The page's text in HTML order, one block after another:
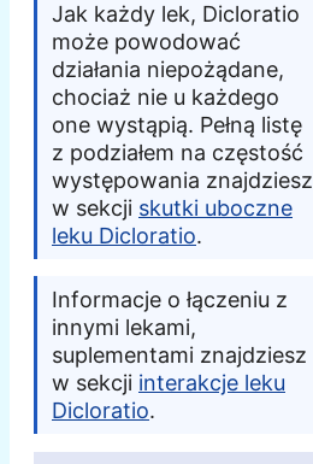
Jak każdy lek, Dicloratio
może powodować
działania niepożądane,
chociaż nie u każdego
one wystąpią. Pełną listę
z podziałem na częstość
występowania znajdziesz
w sekcji skutki uboczne
leku Dicloratio.
Informacje o łączeniu z
innymi lekami,
suplementami znajdziesz
w sekcji interakcje leku
Dicloratio.